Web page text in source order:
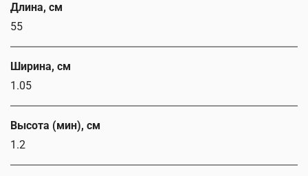
Длина, см
55
Ширина, см
1.05
Высота (мин), см
1.2